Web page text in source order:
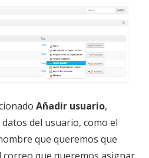
Añadir usuario,
del usuario, como el
que queremos que